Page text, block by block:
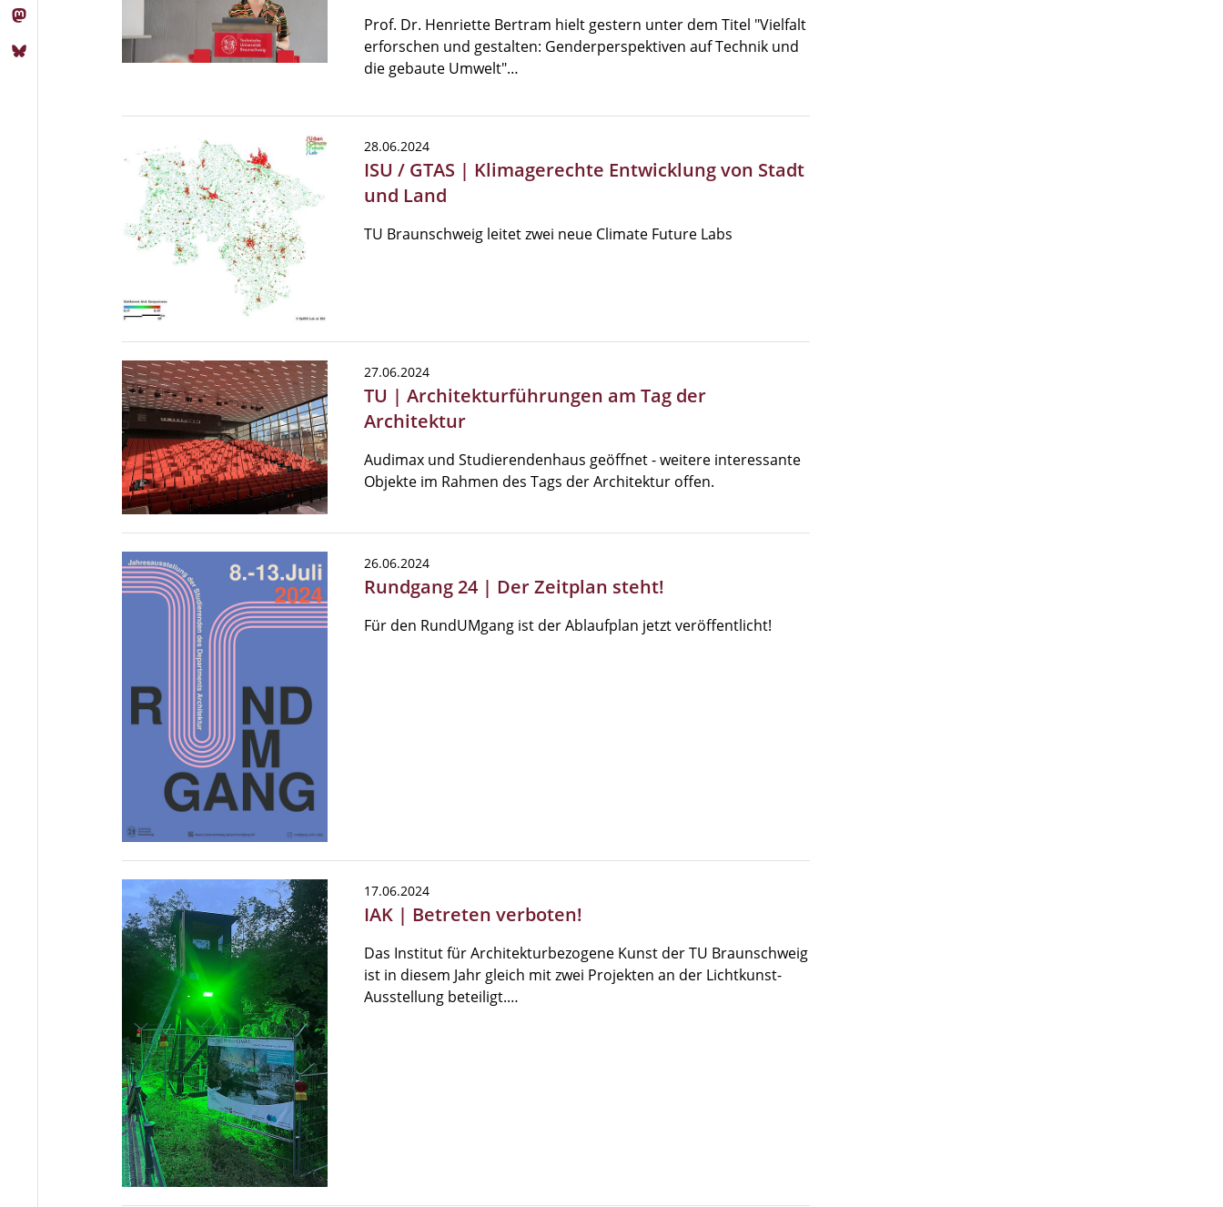
Prof. Dr. Henriette Bertram hielt gestern unter dem Titel "Vielfalt
erforschen und gestalten: Genderperspektiven auf Technik und
die gebaute Umwelt"…
28.06.2024
ISU / GTAS | Klimagerechte Entwicklung von Stadt
und Land
TU Braunschweig leitet zwei neue Climate Future Labs
27.06.2024
TU | Architekturführungen am Tag der
Architektur
Audimax und Studierendenhaus geöffnet - weitere interessante
Objekte im Rahmen des Tags der Architektur offen.
26.06.2024
Rundgang 24 | Der Zeitplan steht!
Für den RundUMgang ist der Ablaufplan jetzt veröffentlicht!
17.06.2024
IAK | Betreten verboten!
Das Institut für Architekturbezogene Kunst der TU Braunschweig
ist in diesem Jahr gleich mit zwei Projekten an der Lichtkunst-
Ausstellung beteiligt.…